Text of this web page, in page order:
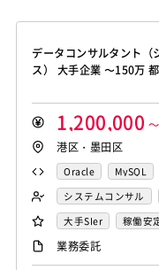
ンダーが作成した成果物
データコンサルタント（
ス） 大手企業 〜150万
1,200,000 ～
港区・墨田区
Oracle MySQL
システムコンサル
大手SIer
稼働安
業務委託